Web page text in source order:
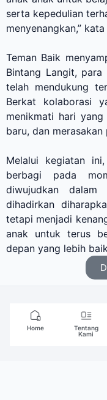
serta kepedulian
menyenangkan,”
Teman Baik
Bintang Langit,
telah mendukung
Berkat kolaborasi
menikmati hari
baru, dan
Melalui kegiatan
berbagi pada
diwujudkan dalam
dihadirkan
tetapi menjadi
anak untuk terus
depan yang lebih
Home
Tentang
Kami